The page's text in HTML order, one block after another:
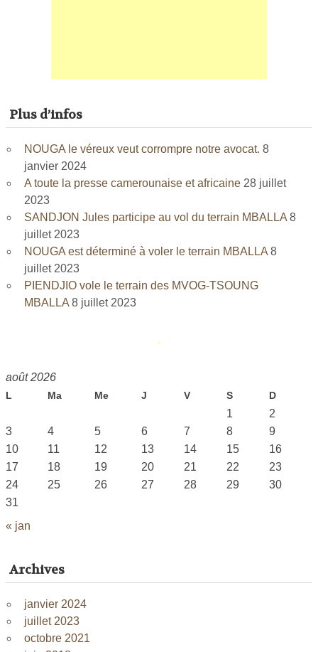
Plus d’infos
NOUGA le véreux veut corrompre notre avocat. 8
janvier 2024
A toute la presse camerounaise et africaine 28 juillet
2023
SANDJON Jules participe au vol du terrain MBALLA 8
juillet 2023
NOUGA est déterminé à voler le terrain MBALLA 8
juillet 2023
PIENDJIO vole le terrain des MVOG-TSOUNG
MBALLA 8 juillet 2023
août 2026
L Ma Me J V S D
« jan
1
2
3
4 5 6 7 8
9
10
11 12 13 14 15
16
17
18 19 20 21 22
23
24
25 26 27 28 29
30
31
Archives
janvier 2024
juillet 2023
octobre 2021